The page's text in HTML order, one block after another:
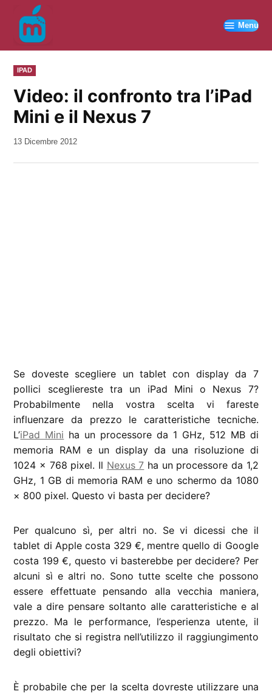
contenuto
Menu
PUBBLICATO
IN
IPAD
Video: il confronto tra l’iPad
Mini e il Nexus 7
da
13 Dicembre 2012
Se doveste scegliere un tablet con display da 7
pollici scegliereste tra un iPad Mini o Nexus 7?
Probabilmente nella vostra scelta vi fareste
influenzare da prezzo le caratteristiche tecniche.
L’iPad Mini ha un processore da 1 GHz, 512 MB di
memoria RAM e un display da una risoluzione di
1024 × 768 pixel. Il Nexus 7 ha un processore da 1,2
GHz, 1 GB di memoria RAM e uno schermo da 1080
× 800 pixel. Questo vi basta per decidere?
Per qualcuno sì, per altri no. Se vi dicessi che il
tablet di Apple costa 329 €, mentre quello di Google
costa 199 €, questo vi basterebbe per decidere? Per
alcuni sì e altri no. Sono tutte scelte che possono
essere effettuate pensando alla vecchia maniera,
vale a dire pensare soltanto alle caratteristiche e al
prezzo. Ma le performance, l’esperienza utente, il
risultato che si registra nell’utilizzo il raggiungimento
degli obiettivi?
È probabile che per la scelta dovreste utilizzare una